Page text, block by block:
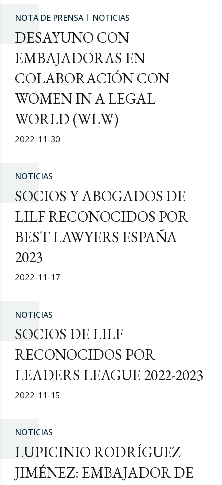
NOTA DE PRENSA NOTICIAS
DESAYUNO CON
EMBAJADORAS EN
COLABORACIÓN CON
WOMEN IN A LEGAL
WORLD (WLW)
2022-11-30
NOTICIAS
SOCIOS Y ABOGADOS DE
LILF RECONOCIDOS POR
BEST LAWYERS ESPAÑA
2023
2022-11-17
NOTICIAS
SOCIOS DE LILF
RECONOCIDOS POR
LEADERS LEAGUE 2022-2023
2022-11-15
NOTICIAS
LUPICINIO RODRÍGUEZ
JIMÉNEZ: EMBAJADOR DE